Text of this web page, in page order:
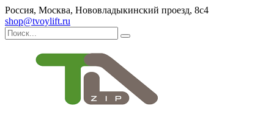
Россия, Москва, Нововладыкинский проезд, 8с4
shop@tvoylift.ru